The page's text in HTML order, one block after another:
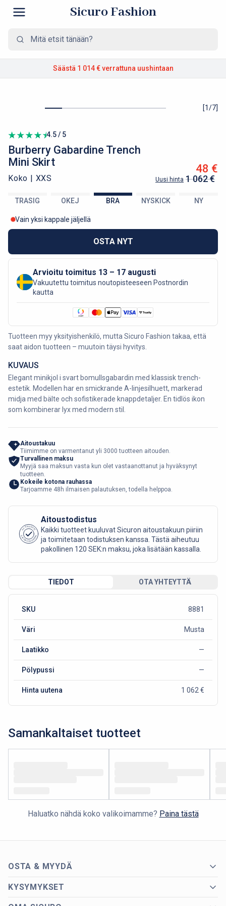
Sicuro Fashion
Säästä 1 014 € verrattuna uushintaan
[1/7]
4.5 / 5
Burberry Gabardine Trench
Mini Skirt
Koko | XXS
48 €
Uusi hinta 1 062 €
TRASIG OKEJ BRA NYSKICK NY
Vain yksi kappale jäljellä
OSTA NYT
Arvioitu toimitus 13 – 17 augusti
Vakuutettu toimitus noutopisteeseen Postnordin
kautta
Tuotteen myy yksityishenkilö, mutta Sicuro Fashion takaa, että
saat aidon tuotteen – muutoin täysi hyvitys.
KUVAUS
Elegant minikjol i svart bomullsgabardin med klassisk trench-
estetik. Modellen har en smickrande A-linjesilhuett, markerad
midja med bälte och sofistikerade knappdetaljer. En tidlös ikon
som kombinerar lyx med modern stil.
Aitoustakuu
Tiimimme on varmentanut yli 3000 tuotteen aitouden.
Turvallinen maksu
Myyjä saa maksun vasta kun olet vastaanottanut ja hyväksynyt
tuotteen.
Kokeile kotona rauhassa
Tarjoamme 48h ilmaisen palautuksen, todella helppoa.
AUTHENTIC
SICURO FASHION
Aitoustodistus
Kaikki tuotteet kuuluvat Sicuron aitoustakuun piiriin
ja toimitetaan todistuksen kanssa. Tästä aiheutuu
pakollinen 120 SEK:n maksu, joka lisätään kassalla.
TIEDOT OTA YHTEYTTÄ
SKU 8881
Väri Musta
Laatikko —
Pölypussi —
Hinta uutena 1 062 €
Samankaltaiset tuotteet
Haluatko nähdä koko valikoimamme? Paina tästä
OSTA & MYYDÄ
KYSYMYKSET